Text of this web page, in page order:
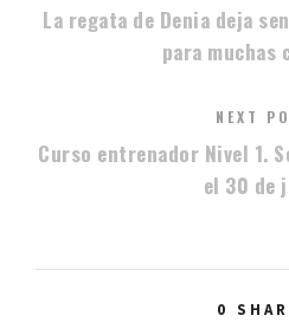
La regata de Denia deja
para muchas
NEXT
Curso entrenador Nivel 1.
el 30 de
0